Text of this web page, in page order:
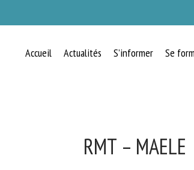
Accueil Actualités S’informer Se
RMT – MAELE
BIEN-ÊTRE ANIMAL